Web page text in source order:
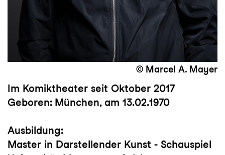
© Marcel A. Mayer
Im Komiktheater seit Oktober 2017
Geboren: München, am 13.02.1970
Ausbildung:
Master in Darstellender Kunst - Schauspiel